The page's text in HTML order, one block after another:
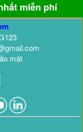
miễn phí
mật